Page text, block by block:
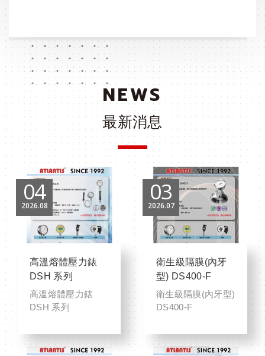
NEWS
最新消息
04
08
2026
高溫熔體壓力錶
DSH 系列
高溫熔體壓力錶
DSH 系列
03
07
2026
衛生級隔膜(內牙
型) DS400-F
衛生級隔膜(內牙型)
DS400-F